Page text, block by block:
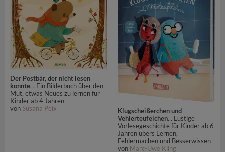
Der Postbär, der nicht lesen
konnte. . Ein Bilderbuch über den
Mut, etwas Neues zu lernen für
Kinder ab 4 Jahren
von Susana Peix
Klugscheißerchen und
Vehlerteufelchen. . Lustige
Vorlesegeschichte für Kinder ab 6
Jahren übers Lernen,
Fehlermachen und Besserwissen
von Marc-Uwe Kling